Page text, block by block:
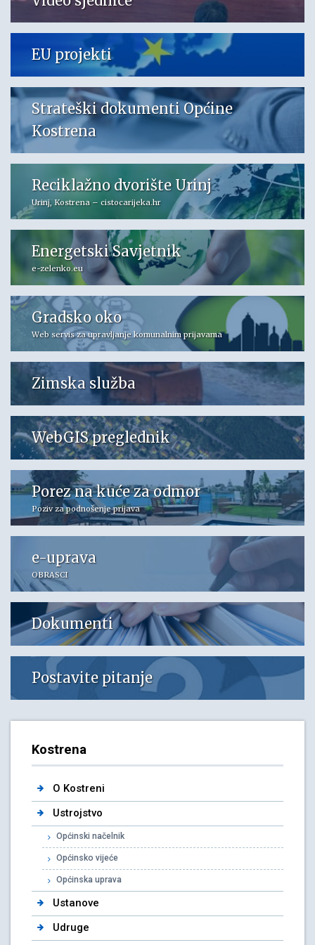
EU projekti
Strateški dokumenti Općine
Kostrena
Reciklažno dvorište Urinj
Urinj, Kostrena – cistocarijeka.hr
Energetski Savjetnik
e-zelenko.eu
Gradsko oko
Web servis za upravljanje komunalnim prijavama
Zimska služba
WebGIS preglednik
Porez na kuće za odmor
Poziv za podnošenje prijava
e-uprava
OBRASCI
Dokumenti
Postavite pitanje
Kostrena
O Kostreni
Ustrojstvo
Općinski načelnik
Općinsko vijeće
Općinska uprava
Ustanove
Udruge